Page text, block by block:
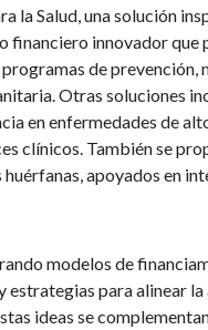
la Salud, una solución
financiero innovador
de prevención,
Otras soluciones
en enfermedades de
clínicos. También se
apoyados en
modelos de
para alinear la
ideas se